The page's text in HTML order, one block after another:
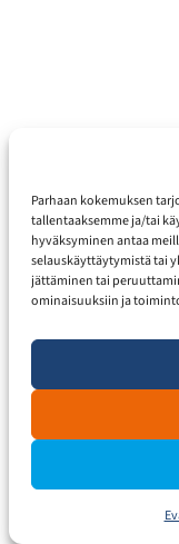
Parhaan kokemuksen
tallentaaksemme ja/tai
hyväksyminen antaa
selauskäyttäytymistä tai
jättäminen tai
ominaisuuksiin ja